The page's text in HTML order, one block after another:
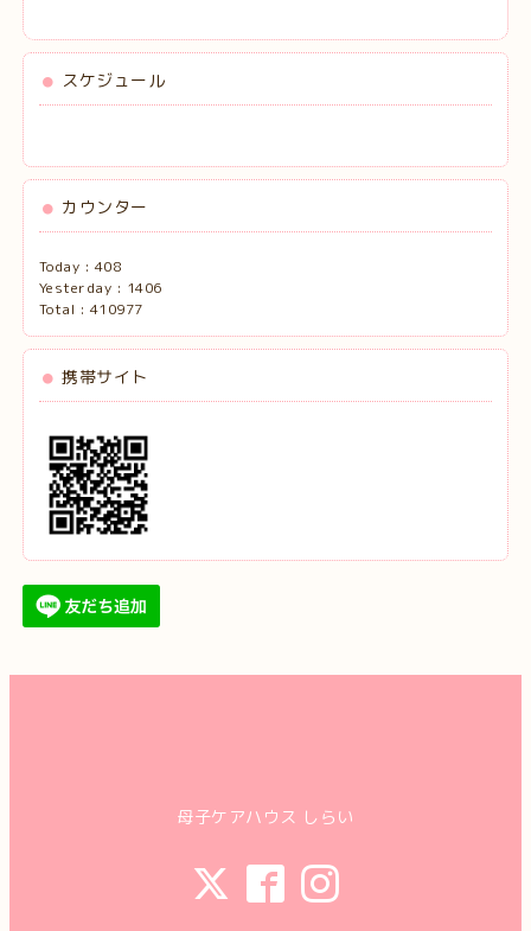
スケジュール
カウンター
Today : 408
Yesterday : 1406
Total : 410977
携帯サイト
母子ケアハウス しらい